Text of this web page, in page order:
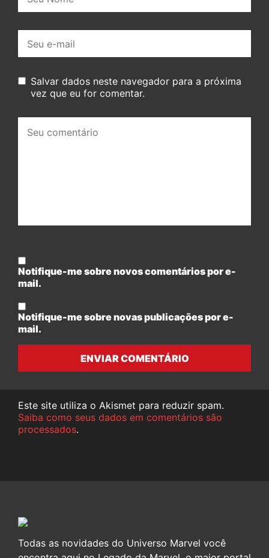
mail:
Salvar dados neste navegador para a próxima
vez que eu for comentar.
comentário:
Notifique-me sobre novos comentários por e-
mail.
Notifique-me sobre novas publicações por e-
mail.
ENVIAR COMENTÁRIO
Este site utiliza o Akismet para reduzir spam.
Saiba como seus dados em comentários são
processados.
Todas as novidades do Universo Marvel você